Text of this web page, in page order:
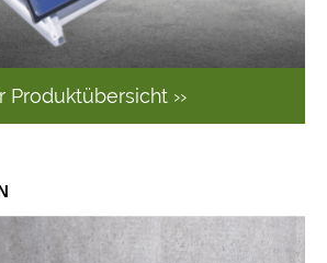
Produktübersicht ››